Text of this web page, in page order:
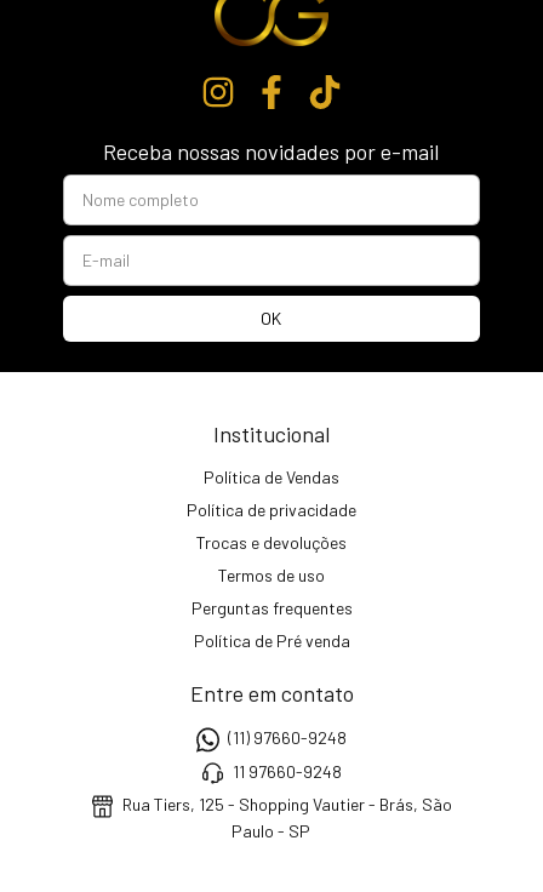
Receba nossas novidades por e-mail
Institucional
Política de Vendas
Política de privacidade
Trocas e devoluções
Termos de uso
Perguntas frequentes
Política de Pré venda
Entre em contato
(11) 97660-9248
11 97660-9248
Rua Tiers, 125 - Shopping Vautier - Brás, São
Paulo - SP